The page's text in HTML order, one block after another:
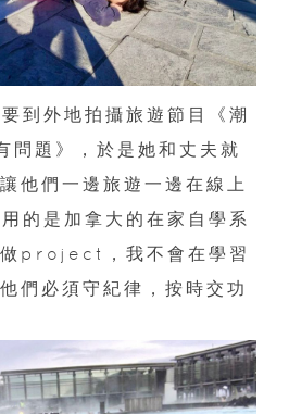
到外地拍攝旅遊節目《潮
問題》，於是她和丈夫就
他們一邊旅遊一邊在線上
的是加拿大的在家自學系
做project，我不會在學習
們必須守紀律，按時交功